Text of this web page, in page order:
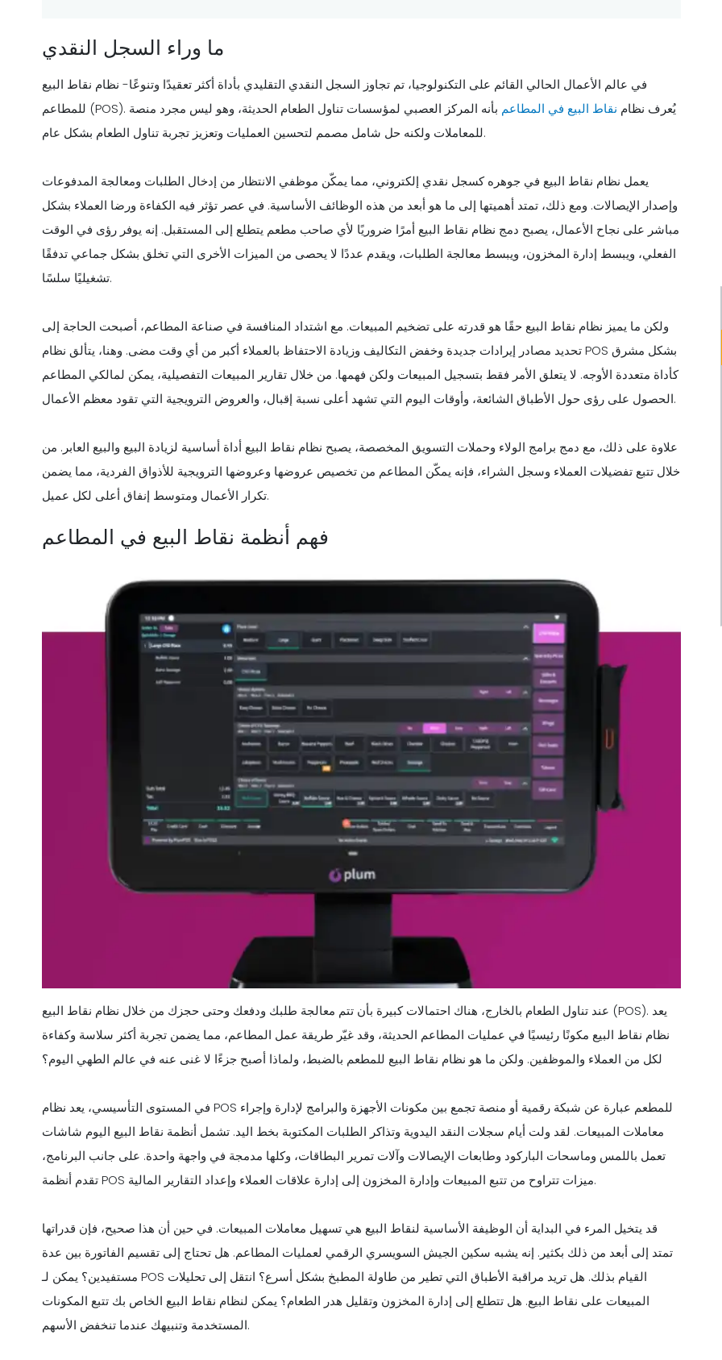
ما وراء السجل النقدي
في عالم الأعمال الحالي القائم على التكنولوجيا، تم تجاوز السجل النقدي التقليدي بأداة أكثر تعقيدًا وتنوعًا- نظام نقاط البيع
للمطاعم (POS). يُعرف نظام نقاط البيع في المطاعم بأنه المركز العصبي لمؤسسات تناول الطعام الحديثة، وهو ليس مجرد منصة
للمعاملات ولكنه حل شامل مصمم لتحسين العمليات وتعزيز تجربة تناول الطعام بشكل عام.
يعمل نظام نقاط البيع في جوهره كسجل نقدي إلكتروني، مما يمكّن موظفي الانتظار من إدخال الطلبات ومعالجة المدفوعات
وإصدار الإيصالات. ومع ذلك، تمتد أهميتها إلى ما هو أبعد من هذه الوظائف الأساسية. في عصر تؤثر فيه الكفاءة ورضا العملاء بشكل
مباشر على نجاح الأعمال، يصبح دمج نظام نقاط البيع أمرًا ضروريًا لأي صاحب مطعم يتطلع إلى المستقبل. إنه يوفر رؤى في الوقت
الفعلي، ويبسط إدارة المخزون، ويبسط معالجة الطلبات، ويقدم عددًا لا يحصى من الميزات الأخرى التي تخلق بشكل جماعي تدفقًا
تشغيليًا سلسًا.
ولكن ما يميز نظام نقاط البيع حقًا هو قدرته على تضخيم المبيعات. مع اشتداد المنافسة في صناعة المطاعم، أصبحت الحاجة إلى
تحديد مصادر إيرادات جديدة وخفض التكاليف وزيادة الاحتفاظ بالعملاء أكبر من أي وقت مضى. وهنا، يتألق نظام POS بشكل مشرق
كأداة متعددة الأوجه. لا يتعلق الأمر فقط بتسجيل المبيعات ولكن فهمها. من خلال تقارير المبيعات التفصيلية، يمكن لمالكي المطاعم
الحصول على رؤى حول الأطباق الشائعة، وأوقات اليوم التي تشهد أعلى نسبة إقبال، والعروض الترويجية التي تقود معظم الأعمال.
علاوة على ذلك، مع دمج برامج الولاء وحملات التسويق المخصصة، يصبح نظام نقاط البيع أداة أساسية لزيادة البيع والبيع العابر. من
خلال تتبع تفضيلات العملاء وسجل الشراء، فإنه يمكّن المطاعم من تخصيص عروضها وعروضها الترويجية للأذواق الفردية، مما يضمن
تكرار الأعمال ومتوسط إنفاق أعلى لكل عميل.
فهم أنظمة نقاط البيع في المطاعم
عند تناول الطعام بالخارج، هناك احتمالات كبيرة بأن تتم معالجة طلبك ودفعك وحتى حجزك من خلال نظام نقاط البيع (POS). يعد
نظام نقاط البيع مكونًا رئيسيًا في عمليات المطاعم الحديثة، وقد غيّر طريقة عمل المطاعم، مما يضمن تجربة أكثر سلاسة وكفاءة
لكل من العملاء والموظفين. ولكن ما هو نظام نقاط البيع للمطعم بالضبط، ولماذا أصبح جزءًا لا غنى عنه في عالم الطهي اليوم؟
في المستوى التأسيسي، يعد نظام POS للمطعم عبارة عن شبكة رقمية أو منصة تجمع بين مكونات الأجهزة والبرامج لإدارة وإجراء
معاملات المبيعات. لقد ولت أيام سجلات النقد اليدوية وتذاكر الطلبات المكتوبة بخط اليد. تشمل أنظمة نقاط البيع اليوم شاشات
تعمل باللمس وماسحات الباركود وطابعات الإيصالات وآلات تمرير البطاقات، وكلها مدمجة في واجهة واحدة. على جانب البرنامج،
تقدم أنظمة POS ميزات تتراوح من تتبع المبيعات وإدارة المخزون إلى إدارة علاقات العملاء وإعداد التقارير المالية.
قد يتخيل المرء في البداية أن الوظيفة الأساسية لنقاط البيع هي تسهيل معاملات المبيعات. في حين أن هذا صحيح، فإن قدراتها
تمتد إلى أبعد من ذلك بكثير. إنه يشبه سكين الجيش السويسري الرقمي لعمليات المطاعم. هل تحتاج إلى تقسيم الفاتورة بين عدة
مستفيدين؟ يمكن لـ POS القيام بذلك. هل تريد مراقبة الأطباق التي تطير من طاولة المطبخ بشكل أسرع؟ انتقل إلى تحليلات
المبيعات على نقاط البيع. هل تتطلع إلى إدارة المخزون وتقليل هدر الطعام؟ يمكن لنظام نقاط البيع الخاص بك تتبع المكونات
المستخدمة وتنبيهك عندما تنخفض الأسهم.